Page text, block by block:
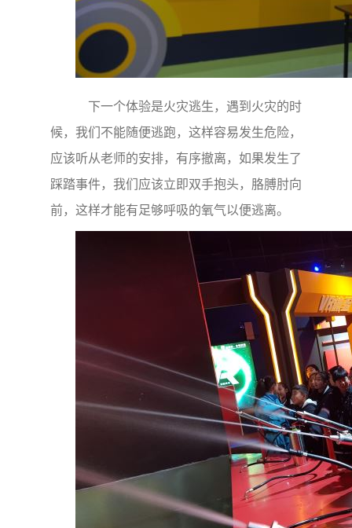
下一个体验是火灾逃生，遇到火灾的时
候，我们不能随便逃跑，这样容易发生危险，
应该听从老师的安排，有序撤离，如果发生了
踩踏事件，我们应该立即双手抱头，胳膊肘向
前，这样才能有足够呼吸的氧气以便逃离。